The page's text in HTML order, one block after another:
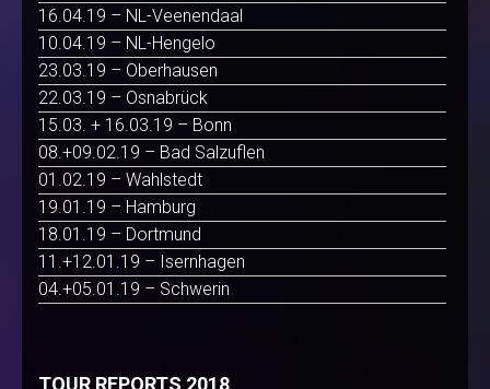
16.04.19 – NL-Veenendaal
10.04.19 – NL-Hengelo
23.03.19 – Oberhausen
22.03.19 – Osnabrück
15.03. + 16.03.19 – Bonn
08.+09.02.19 – Bad Salzuflen
01.02.19 – Wahlstedt
19.01.19 – Hamburg
18.01.19 – Dortmund
11.+12.01.19 – Isernhagen
04.+05.01.19 – Schwerin
TOUR REPORTS 2018